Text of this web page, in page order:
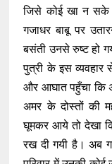
जिसे कोई खा न
गजाधर बाबू पर
बसंती उनसे रुष्ट हो
पुत्री के इस व्यवहार
और आघात पहुँचा कि
अमर के दोस्तों की
घूमकर आये तो देखा
रख दी गयी है। अब